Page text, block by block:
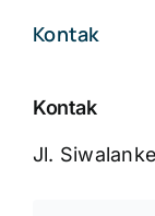
Kontak
Kontak
Jl.